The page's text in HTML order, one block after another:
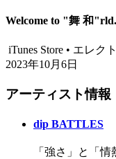
Welcome to "舞 和
iTunes Store • エレク
2023年10月6日
アーティスト情報
dip BATTLES
「強さ」と「